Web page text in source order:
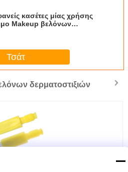
κασέτες μίας χρήσης
Makeup βελόνων
Τσάτ
δερματοστιξιών